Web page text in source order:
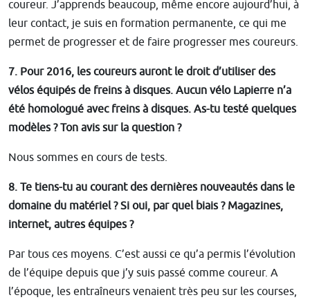
coureur. J’apprends beaucoup, même encore aujourd’hui, à
leur contact, je suis en formation permanente, ce qui me
permet de progresser et de faire progresser mes coureurs.
7. Pour 2016, les coureurs auront le droit d’utiliser des
vélos équipés de freins à disques. Aucun vélo Lapierre n’a
été homologué avec freins à disques. As-tu testé quelques
modèles ? Ton avis sur la question ?
Nous sommes en cours de tests.
8. Te tiens-tu au courant des dernières nouveautés dans le
domaine du matériel ? Si oui, par quel biais ? Magazines,
internet, autres équipes ?
Par tous ces moyens. C’est aussi ce qu’a permis l’évolution
de l’équipe depuis que j’y suis passé comme coureur. A
l’époque, les entraîneurs venaient très peu sur les courses,